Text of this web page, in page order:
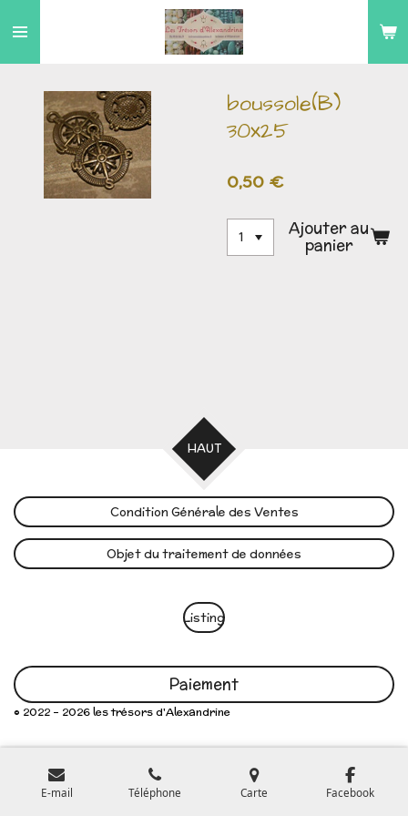
au
boussole(B)
30x25
0,50 €
Ajouter au
panier
HAUT
Condition Générale des Ventes
Objet du traitement de données
Listing
Paiement
© 2022 - 2026 les trésors d'Alexandrine
E-mail Téléphone Carte Facebook